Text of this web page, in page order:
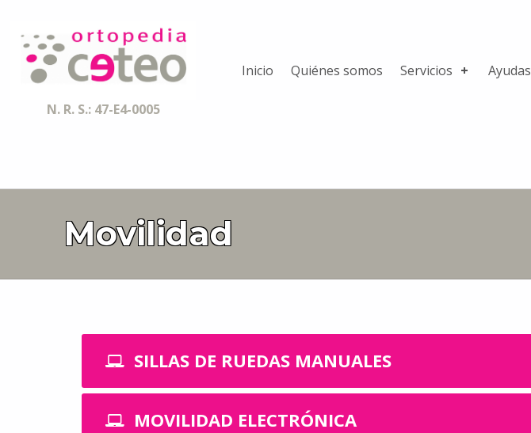
N. R. S.: 47-E4-0005
Inicio Quiénes somos Servicios Ayudas
Movilidad
SILLAS DE RUEDAS MANUALES
MOVILIDAD ELECTRÓNICA